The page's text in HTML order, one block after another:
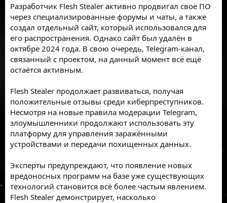
Разработчик Flesh Stealer активно продвигал своё ПО
через специализированные форумы и чаты, а также
создал отдельный сайт, который использовался для
его распространения. Однако сайт был удалён в
октябре 2024 года. В свою очередь, Telegram-канал,
связанный с проектом, на данный момент всё ещё
остаётся активным.
Flesh Stealer продолжает развиваться, получая
положительные отзывы среди киберпреступников.
Несмотря на новые правила модерации Telegram,
злоумышленники продолжают использовать эту
платформу для управления заражёнными
устройствами и передачи похищенных данных.
Эксперты предупреждают, что появление новых
вредоносных программ на базе уже существующих
технологий становится всё более частым явлением.
Flesh Stealer демонстрирует, насколько